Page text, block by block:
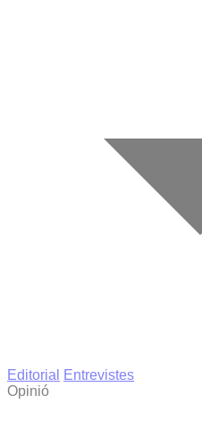
Editorial
Entrevistes
Opinió